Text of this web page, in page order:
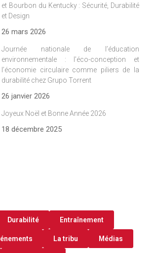
et Bourbon du Kentucky : Sécurité, Durabilité
et Design
26 mars 2026
Journée nationale de l’éducation
environnementale : l’éco-conception et
l’économie circulaire comme piliers de la
durabilité chez Grupo Torrent
26 janvier 2026
Joyeux Noël et Bonne Année 2026
18 décembre 2025
Durabilité Entraînement
La tribu Médias